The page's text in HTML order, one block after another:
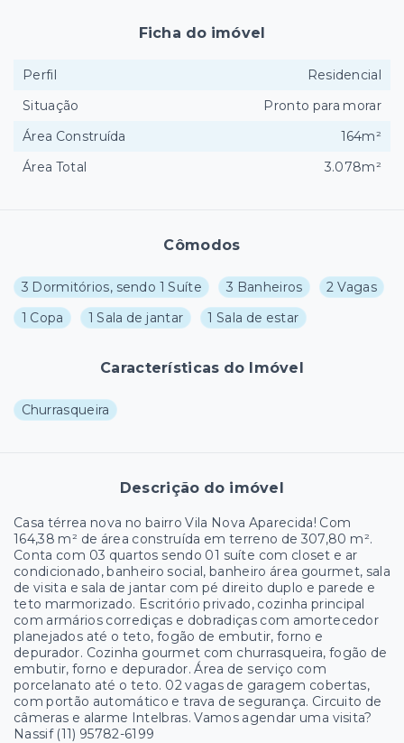
Cômodos
3 Dormitórios, sendo 1 Suíte 3 Banheiros
2 Vagas
1 Copa
1 Sala de jantar 1 Sala de estar
Características do Imóvel
Churrasqueira
Descrição do imóvel
Casa térrea nova no bairro Vila Nova Aparecida! Com
164,38 m² de área construída em terreno de 307,80 m².
Conta com 03 quartos sendo 01 suíte com closet e ar
condicionado, banheiro social, banheiro área gourmet, sala
de visita e sala de jantar com pé direito duplo e parede e
teto marmorizado. Escritório privado, cozinha principal
com armários corrediças e dobradiças com amortecedor
planejados até o teto, fogão de embutir, forno e
depurador. Cozinha gourmet com churrasqueira, fogão de
embutir, forno e depurador. Área de serviço com
porcelanato até o teto. 02 vagas de garagem cobertas,
com portão automático e trava de segurança. Circuito de
câmeras e alarme Intelbras. Vamos agendar uma visita?
Nassif (11) 95782-6199
Ficha do imóvel
Perfil
Residencial
Situação
Pronto para morar
Área Construída
164m²
Área Total
3.078m²